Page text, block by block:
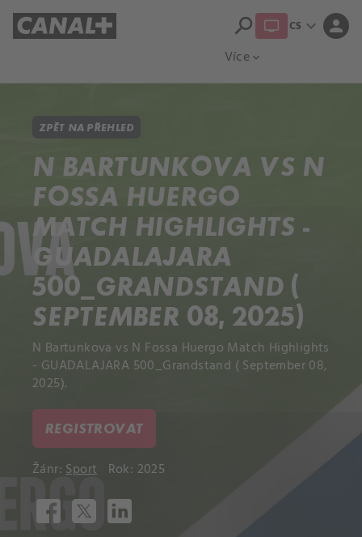
Více expand_more
search CS expand_more person
ZPĚT NA PŘEHLED
N BARTUNKOVA VS N
FOSSA HUERGO
MATCH HIGHLIGHTS -
GUADALAJARA
500_GRANDSTAND (
SEPTEMBER 08, 2025)
N Bartunkova vs N Fossa Huergo Match Highlights
- GUADALAJARA 500_Grandstand ( September 08,
2025).
REGISTROVAT
Žánr:Sport Rok: 2025